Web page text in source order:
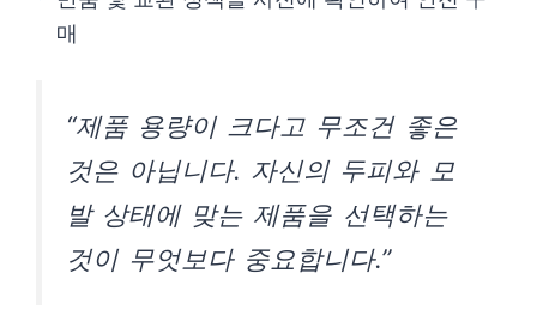
매
“제품 용량이 크다고 무조건 좋은
것은 아닙니다. 자신의 두피와 모
발 상태에 맞는 제품을 선택하는
것이 무엇보다 중요합니다.”